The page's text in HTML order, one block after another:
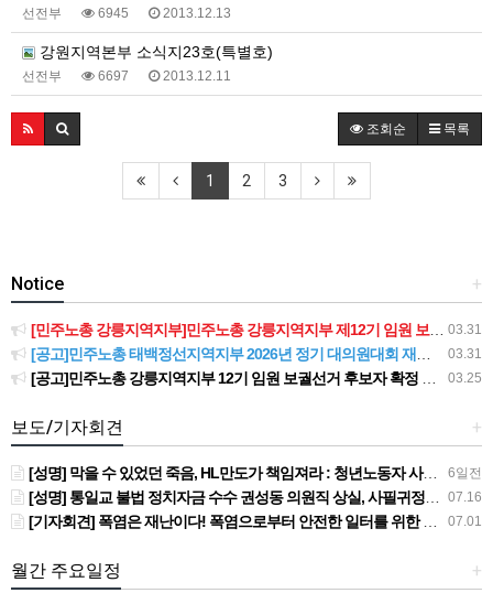
선전부 6945 2013.12.13
강원지역본부 소식지23호(특별호)
선전부 6697 2013.12.11
조회순 목록
1 2 3
+
Notice
03.31
[민주노총 강릉지역지부]민주노총 강릉지역지부 제12기 임원 보궐선거결과 공고
03.31
[공고]민주노총 태백정선지역지부 2026년 정기 대의원대회 재소집 건
03.25
[공고]민주노총 강릉지역지부 12기 임원 보궐선거 후보자 확정 공고
+
보도/기자회견
6일전
[성명] 막을 수 있었던 죽음, HL만도가 책임져라 : 청년노동자 사망사고의 철저한 진상규명과 재발방지 대책 마련하라
07.16
[성명] 통일교 불법 정치자금 수수 권성동 의원직 상실, 사필귀정이다
07.01
[기자회견] 폭염은 재난이다! 폭염으로부터 안전한 일터를 위한 민주노총 강원지역본부 폭염감시단 선포 기자회견
+
월간 주요일정